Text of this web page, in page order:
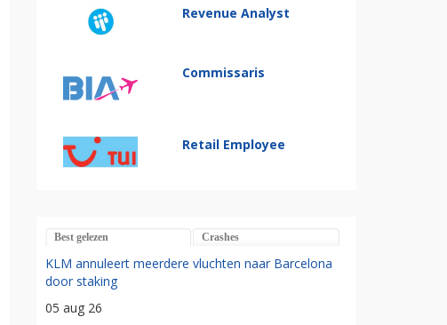
Revenue Analyst
Commissaris
Retail Employee
Best gelezen Crashes
KLM annuleert meerdere vluchten naar Barcelona
door staking
05 aug 26